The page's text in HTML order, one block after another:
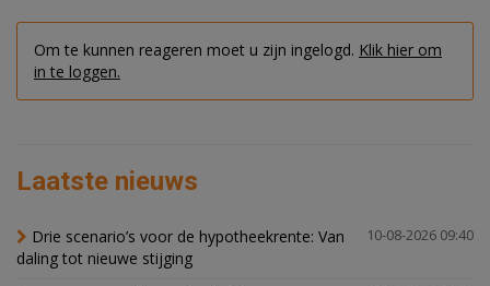
Om te kunnen reageren moet u zijn ingelogd. Klik hier om
in te loggen.
Laatste nieuws
10-08-2026 09:40
Drie scenario’s voor de hypotheekrente: Van
daling tot nieuwe stijging